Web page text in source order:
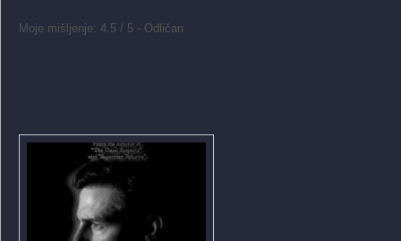
Moje mišljenje: 4.5 / 5 - Odličan